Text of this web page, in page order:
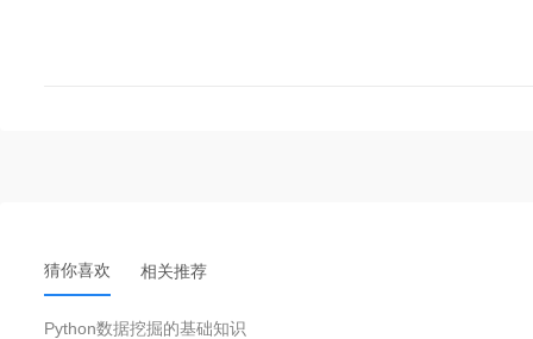
猜你喜欢 相关推荐
Python数据挖掘的基础知识